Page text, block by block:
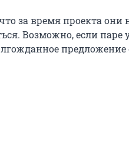
за время проекта они
Возможно, если паре
предложение